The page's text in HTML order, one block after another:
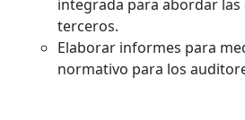
integrada para abordar las
terceros.
Elaborar informes para
normativo para los